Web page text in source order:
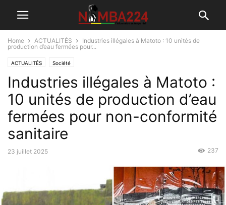
Home ACTUALITÉS
Industries illégales à Matoto : 10 unités de
production d’eau fermées pour...
ACTUALITÉS Société
Industries illégales à Matoto :
10 unités de production d’eau
fermées pour non-conformité
sanitaire
23 juillet 2025 237